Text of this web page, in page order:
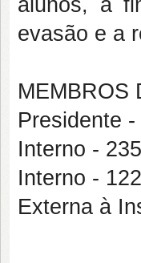
alunos, a
evasão e a
MEMBROS
Presidente
Interno -
Interno -
Externa à